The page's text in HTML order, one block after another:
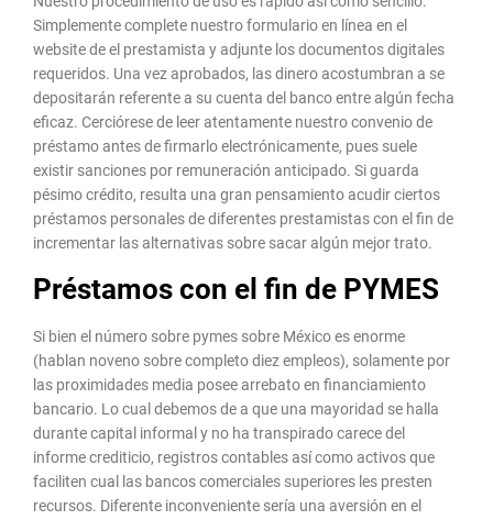
Simplemente complete nuestro formulario en línea en el
website de el prestamista y adjunte los documentos digitales
requeridos. Una vez aprobados, las dinero acostumbran a se
depositarán referente a su cuenta del banco entre algún fecha
eficaz. Cerciórese de leer atentamente nuestro convenio de
préstamo antes de firmarlo electrónicamente, pues suele
existir sanciones por remuneración anticipado. Si guarda
pésimo crédito, resulta una gran pensamiento acudir ciertos
préstamos personales de diferentes prestamistas con el fin de
incrementar las alternativas sobre sacar algún mejor trato.
Préstamos con el fin de PYMES
Si bien el número sobre pymes sobre México es enorme
(hablan noveno sobre completo diez empleos), solamente por
las proximidades media posee arrebato en financiamiento
bancario. Lo cual debemos de a que una mayoridad se halla
durante capital informal y no ha transpirado carece del
informe crediticio, registros contables así­ como activos que
faciliten cual las bancos comerciales superiores les presten
recursos. Diferente inconveniente serí­a una aversión en el